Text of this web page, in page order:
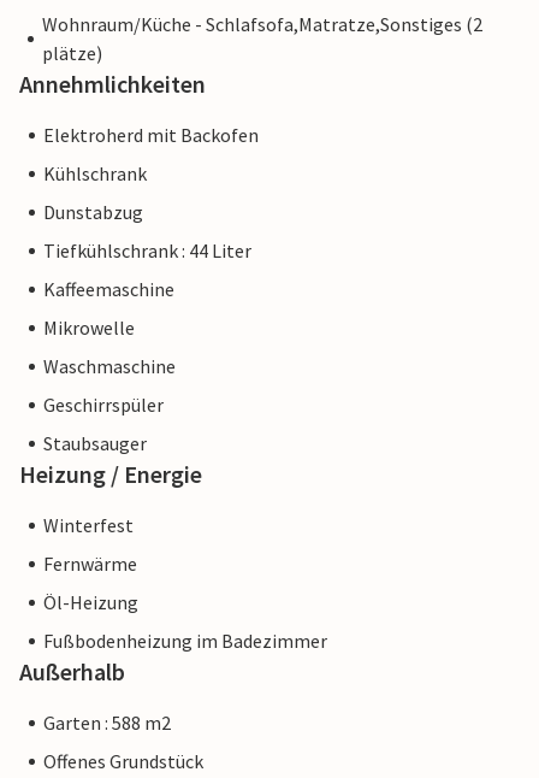
Wohnraum/Küche - Schlafsofa,Matratze,Sonstiges (2
plätze)
Annehmlichkeiten
Elektroherd mit Backofen
Kühlschrank
Dunstabzug
Tiefkühlschrank : 44 Liter
Kaffeemaschine
Mikrowelle
Waschmaschine
Geschirrspüler
Staubsauger
Heizung / Energie
Winterfest
Fernwärme
Öl-Heizung
Fußbodenheizung im Badezimmer
Außerhalb
Garten : 588 m2
Offenes Grundstück